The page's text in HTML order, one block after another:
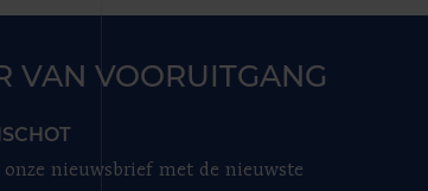
VAN VOORUITGANG
nieuwsbrief met de nieuwste